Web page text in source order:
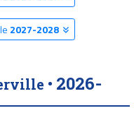
2027-2028
• 2026-